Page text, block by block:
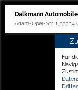
Dalkmann Automobile
Adam-Opel-Str. 1, 33334
Für